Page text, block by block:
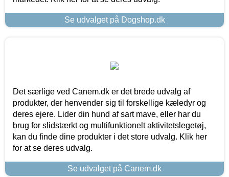
Se udvalget på Dogshop.dk
Det særlige ved Canem.dk er det brede udvalg af
produkter, der henvender sig til forskellige kæledyr og
deres ejere. Lider din hund af sart mave, eller har du
brug for slidstærkt og multifunktionelt aktivitetslegetøj,
kan du finde dine produkter i det store udvalg. Klik her
for at se deres udvalg.
Se udvalget på Canem.dk